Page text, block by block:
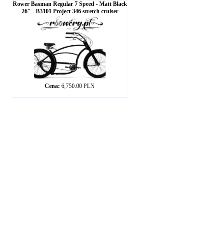
Rower Basman Regular 7 Speed - Matt Black
26" - B3101 Project 346 stretch cruiser
Cena: 6,750.00 PLN